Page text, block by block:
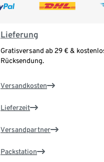
Lieferung
Gratisversand ab 29 € &
Rücksendung.
Versandkosten
Lieferzeit
Versandpartner
Packstation